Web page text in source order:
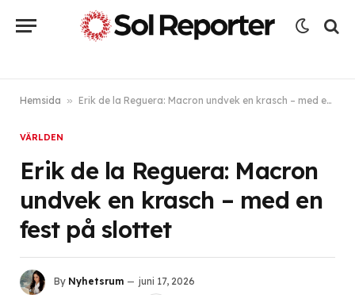
Hemsida » Erik de la Reguera: Macron undvek en krasch – med en fest på slottet
VÄRLDEN
Erik de la Reguera: Macron
undvek en krasch – med en
fest på slottet
By Nyhetsrum juni 17, 2026